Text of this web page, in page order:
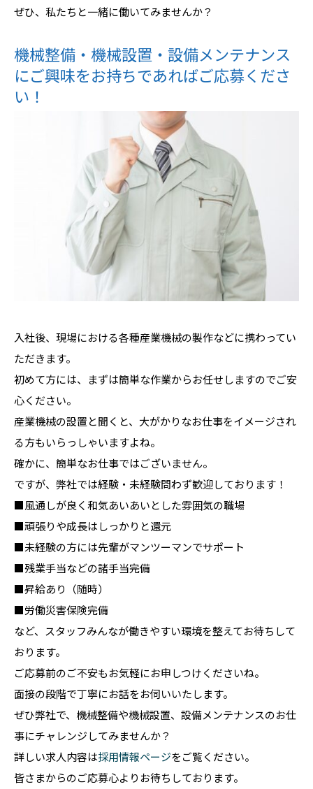
ぜひ、私たちと一緒に働いてみませんか？
機械整備・機械設置・設備メンテナンス
にご興味をお持ちであればご応募くださ
い！
入社後、現場における各種産業機械の製作などに携わってい
ただきます。
初めて方には、まずは簡単な作業からお任せしますのでご安
心ください。
産業機械の設置と聞くと、大がかりなお仕事をイメージされ
る方もいらっしゃいますよね。
確かに、簡単なお仕事ではございません。
ですが、弊社では経験・未経験問わず歓迎しております！
■風通しが良く和気あいあいとした雰囲気の職場
■頑張りや成長はしっかりと還元
■未経験の方には先輩がマンツーマンでサポート
■残業手当などの諸手当完備
■昇給あり（随時）
■労働災害保険完備
など、スタッフみんなが働きやすい環境を整えてお待ちして
おります。
ご応募前のご不安もお気軽にお申しつけくださいね。
面接の段階で丁寧にお話をお伺いいたします。
ぜひ弊社で、機械整備や機械設置、設備メンテナンスのお仕
事にチャレンジしてみませんか？
詳しい求人内容は採用情報ページをご覧ください。
皆さまからのご応募心よりお待ちしております。